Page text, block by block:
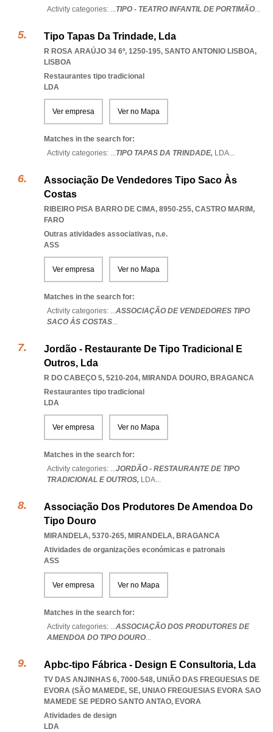
Activity categories: ...TIPO - TEATRO INFANTIL DE PORTIMÃO...
Tipo Tapas Da Trindade, Lda
R ROSA ARAÚJO 34 6º, 1250-195, SANTO ANTONIO LISBOA,
LISBOA
Restaurantes tipo tradicional
LDA
Ver empresa Ver no Mapa
Matches in the search for:
Activity categories: ...TIPO TAPAS DA TRINDADE, LDA...
Associação De Vendedores Tipo Saco Às
Costas
RIBEIRO PISA BARRO DE CIMA, 8950-255, CASTRO MARIM,
FARO
Outras atividades associativas, n.e.
ASS
Ver empresa Ver no Mapa
Matches in the search for:
Activity categories: ...ASSOCIAÇÃO DE VENDEDORES TIPO
SACO ÀS COSTAS...
Jordão - Restaurante De Tipo Tradicional E
Outros, Lda
R DO CABEÇO 5, 5210-204, MIRANDA DOURO, BRAGANCA
Restaurantes tipo tradicional
LDA
Ver empresa Ver no Mapa
Matches in the search for:
Activity categories: ...JORDÃO - RESTAURANTE DE TIPO
TRADICIONAL E OUTROS, LDA...
Associação Dos Produtores De Amendoa Do
Tipo Douro
MIRANDELA, 5370-265, MIRANDELA, BRAGANCA
Atividades de organizações económicas e patronais
ASS
Ver empresa Ver no Mapa
Matches in the search for:
Activity categories: ...ASSOCIAÇÃO DOS PRODUTORES DE
AMENDOA DO TIPO DOURO...
Apbc-tipo Fábrica - Design E Consultoria, Lda
TV DAS ANJINHAS 6, 7000-548, UNIÃO DAS FREGUESIAS DE
EVORA (SÃO MAMEDE, SE, UNIAO FREGUESIAS EVORA SAO
MAMEDE SE PEDRO SANTO ANTAO, EVORA
Atividades de design
LDA